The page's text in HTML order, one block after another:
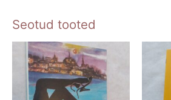
Seotud tooted